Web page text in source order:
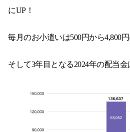
にUP！
毎月のお小遣いは500円から4,800
そして3年目となる2024年の配当金